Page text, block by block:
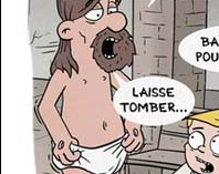
http://www.lefabz.com/